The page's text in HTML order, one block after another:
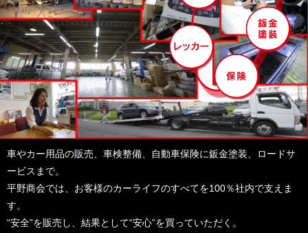
車やカー用品の販売、車検整備、自動車保険に鈑金塗装、ロードサ
ービスまで。
平野商会では、お客様のカーライフのすべてを100％社内で支えま
す。
“安全”を販売し、結果として“安心”を買っていただく。